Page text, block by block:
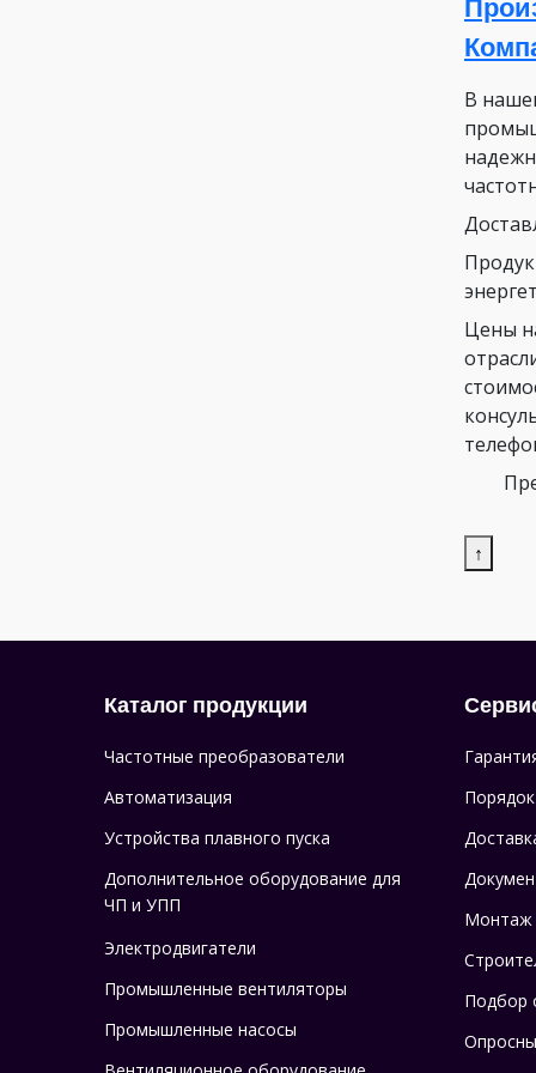
В
Цены
↑
Каталог продукции
Частотные преобразователи
Автоматизация
Устройства плавного пуска
Дополнительное оборудование для
ЧП и УПП
Электродвигатели
Промышленные вентиляторы
Промышленные насосы
Монтаж
Подбор